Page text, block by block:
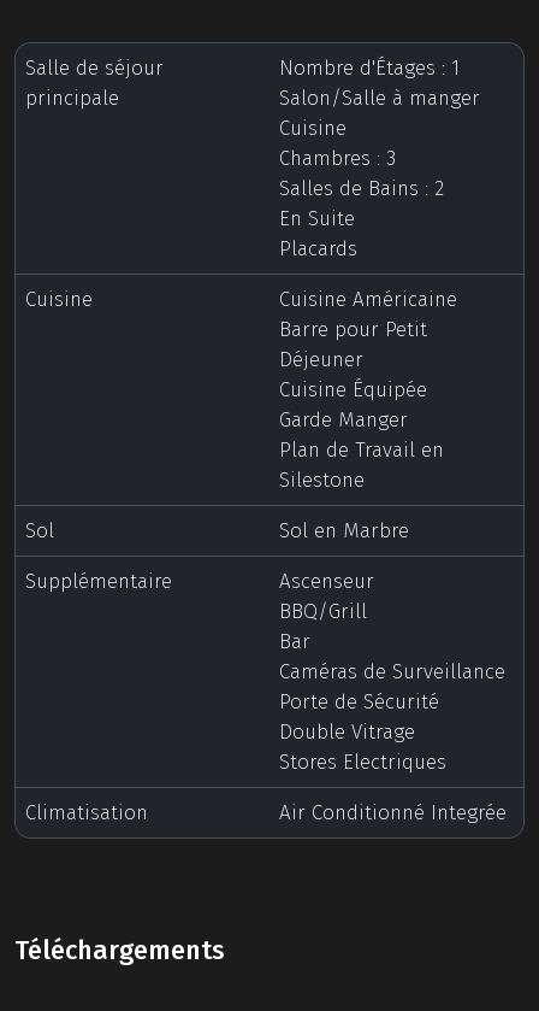
Salle de séjour
principale
Nombre d'Étages : 1
Salon/Salle à manger
Cuisine
Chambres : 3
Salles de Bains : 2
En Suite
Placards
Cuisine
Cuisine Américaine
Barre pour Petit
Déjeuner
Cuisine Équipée
Garde Manger
Plan de Travail en
Silestone
Sol
Sol en Marbre
Supplémentaire
Ascenseur
BBQ/Grill
Bar
Caméras de Surveillance
Porte de Sécurité
Double Vitrage
Stores Electriques
Climatisation
Air Conditionné Integrée
Téléchargements